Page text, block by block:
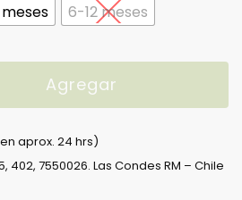
6-12 meses
Agregar
aprox. 24 hrs)
402, 7550026. Las Condes RM – Chile